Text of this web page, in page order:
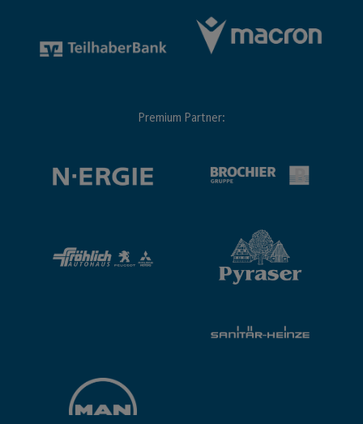
Premium Partner: